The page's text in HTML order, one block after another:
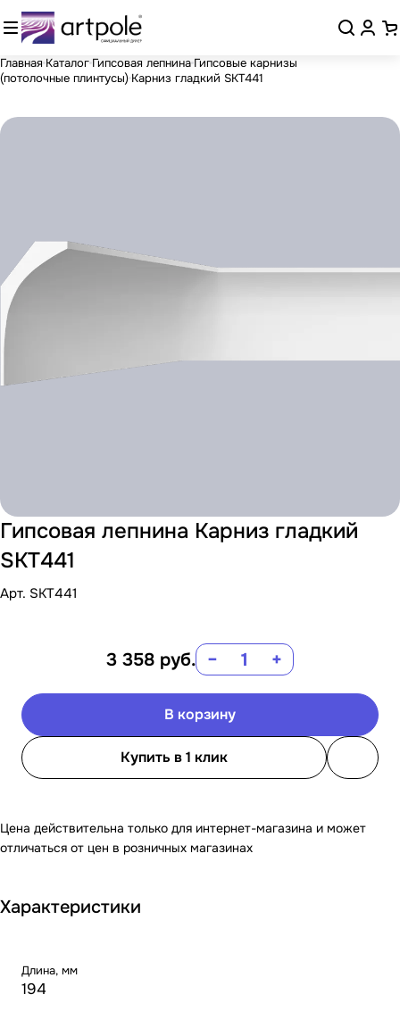
Главная Каталог Гипсовая лепнина Гипсовые карнизы
(потолочные плинтусы) Карниз гладкий SKT441
Гипсовая лепнина Карниз гладкий
SKT441
Арт. SKT441
3 358 руб. − +
В корзину
Купить в 1 клик
Цена действительна только для интернет-магазина и может
отличаться от цен в розничных магазинах
Характеристики
Длина, мм
194